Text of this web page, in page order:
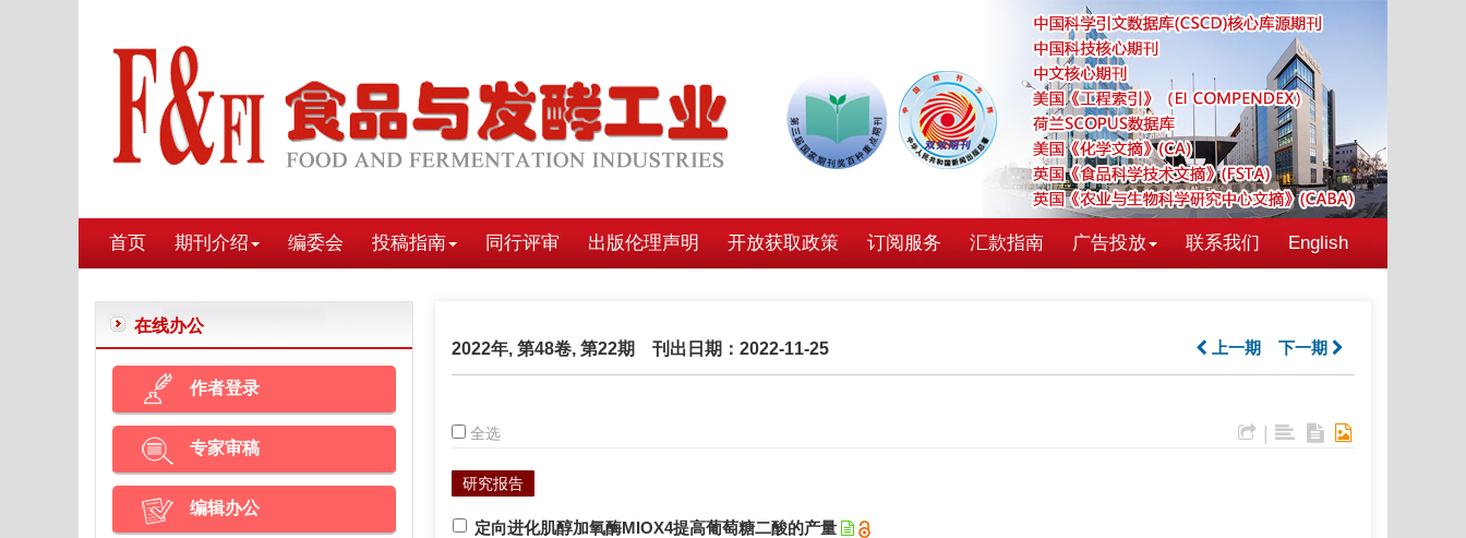
首页 期刊介绍 编委会 投稿指南 同行评审 出版伦理声明 开放获取政策 订阅服务 汇款指南 广告投放 联系我们 English
2022年, 第48卷, 第22期 刊出日期：2022-11-25 上一期 下一期
全选
研究报告
定向进化肌醇加氧酶MIOX4提高葡萄糖二酸的产量
在线办公
作者登录
专家审稿
编辑办公